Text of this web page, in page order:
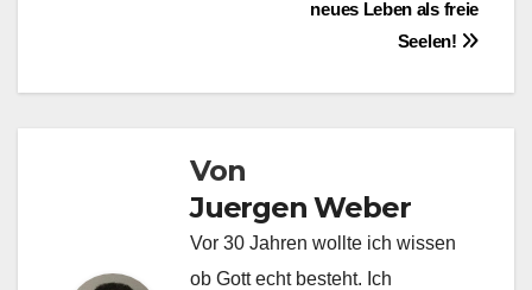
neues Leben als freie
Seelen!
Von
Juergen Weber
Vor 30 Jahren wollte ich wissen
ob Gott echt besteht. Ich